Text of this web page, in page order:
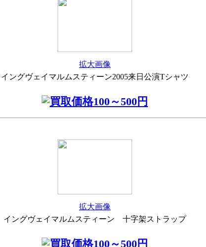
拡大画像
イングヴェイマルムスティーン2005来日公演Tシャツ
拡大画像
イングヴェイマルムスティーン 十字架ストラップ